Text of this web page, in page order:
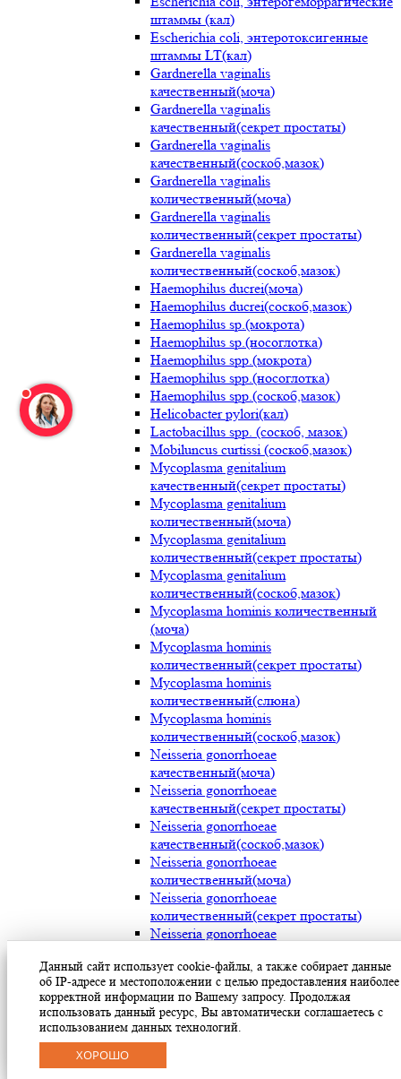
штаммы (кал)
Escherichia coli, энтеротоксигенные
штаммы LT(кал)
Gardnerella vaginalis
качественный(моча)
Gardnerella vaginalis
качественный(секрет простаты)
Gardnerella vaginalis
качественный(соскоб,мазок)
Gardnerella vaginalis
количественный(моча)
Gardnerella vaginalis
количественный(секрет простаты)
Gardnerella vaginalis
количественный(соскоб,мазок)
Haemophilus ducrei(моча)
Haemophilus ducrei(соскоб,мазок)
Haemophilus sp.(мокрота)
Haemophilus sp.(носоглотка)
Haemophilus spp.(мокрота)
Haemophilus spp.(носоглотка)
Haemophilus spp.(соскоб,мазок)
Helicobacter pylori(кал)
Lactobacillus spp. (соскоб, мазок)
Mobiluncus curtissi (соскоб,мазок)
Mycoplasma genitalium
качественный(секрет простаты)
Mycoplasma genitalium
количественный(моча)
Mycoplasma genitalium
количественный(секрет простаты)
Mycoplasma genitalium
количественный(соскоб,мазок)
Mycoplasma hominis количественный
(моча)
Mycoplasma hominis
количественный(секрет простаты)
Mycoplasma hominis
количественный(слюна)
Mycoplasma hominis
количественный(соскоб,мазок)
Neisseria gonorrhoeae
качественный(моча)
Neisseria gonorrhoeae
качественный(секрет простаты)
Neisseria gonorrhoeae
качественный(соскоб,мазок)
Neisseria gonorrhoeae
количественный(моча)
Neisseria gonorrhoeae
количественный(секрет простаты)
Neisseria gonorrhoeae
Streptococcus pyogenes (мокрота)
Streptococcus pyogenes (носоглотка)
Streptococcus pyogenes(мазок с раневой
поверхности)
Treponema pallidum(моча)
Данный сайт использует cookie-файлы, а также собирает данные
об IP-адресе и местоположении с целью предоставления наиболее
корректной информации по Вашему запросу. Продолжая
использовать данный ресурс, Вы автоматически соглашаетесь с
использованием данных технологий.
ХОРОШО